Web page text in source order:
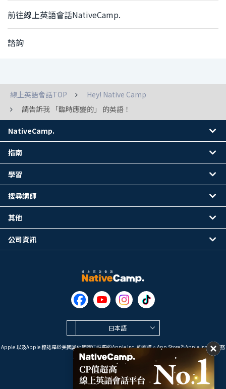
前往線上英語會話NativeCamp.
諮詢
線上英語會話TOP
Hey! Native Camp
請告訴我 「臨時應變的」 的英語！
日本語
Apple 以及Apple 標誌是於美國其他國家中註冊的Apple Inc. 的商標。App Store為Apple Inc. 的服務
標誌。
Google Play是 Google LLC 的商標。
Copyright © 2026 線上英語會話
NativeCamp.
指南
學習
搜尋講師
其他
公司資訊